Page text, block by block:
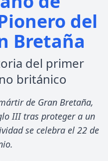
del
Bretaña
del primer
británico
de Gran Bretaña,
III tras proteger a un
se celebra el 22 de